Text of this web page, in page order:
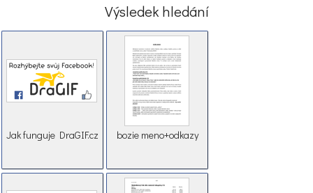
Výsledek hledání
Jak funguje DraGIF.cz bozie meno+odkazy